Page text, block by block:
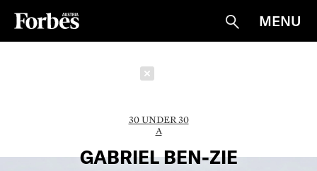
Suche
MENU
30 UNDER 30
A
GABRIEL BEN-ZIE